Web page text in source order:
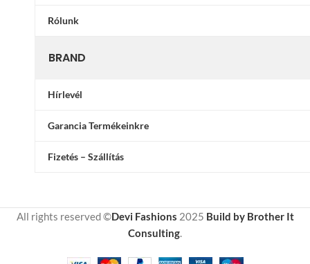
Rólunk
BRAND
Hírlevél
Garancia Termékeinkre
Fizetés – Szállítás
All rights reserved ©Devi Fashions 2025 Build by Brother It
Consulting.